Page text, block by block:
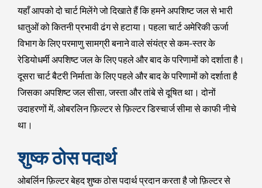
यहाँ आपको दो चार्ट मिलेंगे जो दिखाते हैं कि हमने अपशिष्ट जल से भारी
धातुओं को कितनी प्रभावी ढंग से हटाया। पहला चार्ट अमेरिकी ऊर्जा
विभाग के लिए परमाणु सामग्री बनाने वाले संयंत्र से कम-स्तर के
रेडियोधर्मी अपशिष्ट जल के लिए पहले और बाद के परिणामों को दर्शाता है।
दूसरा चार्ट बैटरी निर्माता के लिए पहले और बाद के परिणामों को दर्शाता है
जिसका अपशिष्ट जल सीसा, जस्ता और तांबे से दूषित था। दोनों
उदाहरणों में, ओबरलिन फ़िल्टर से फ़िल्टर डिस्चार्ज सीमा से काफी नीचे
था।
शुष्क ठोस पदार्थ
ओबर्लिन फ़िल्टर बेहद शुष्क ठोस पदार्थ प्रदान करता है जो फ़िल्टर से